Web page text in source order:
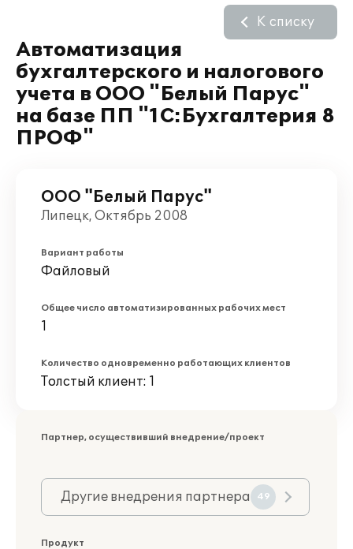
Автоматизация
бухгалтерского и налогового
учета в ООО "Белый Парус"
на базе ПП "1С:Бухгалтерия 8
ПРОФ"
К списку
ООО "Белый Парус"
Липецк, Октябрь 2008
Вариант работы
Файловый
Общее число автоматизированных рабочих мест
1
Количество одновременно работающих клиентов
Толстый клиент: 1
Партнер, осуществивший внедрение/проект
Другие внедрения партнера 49
Продукт